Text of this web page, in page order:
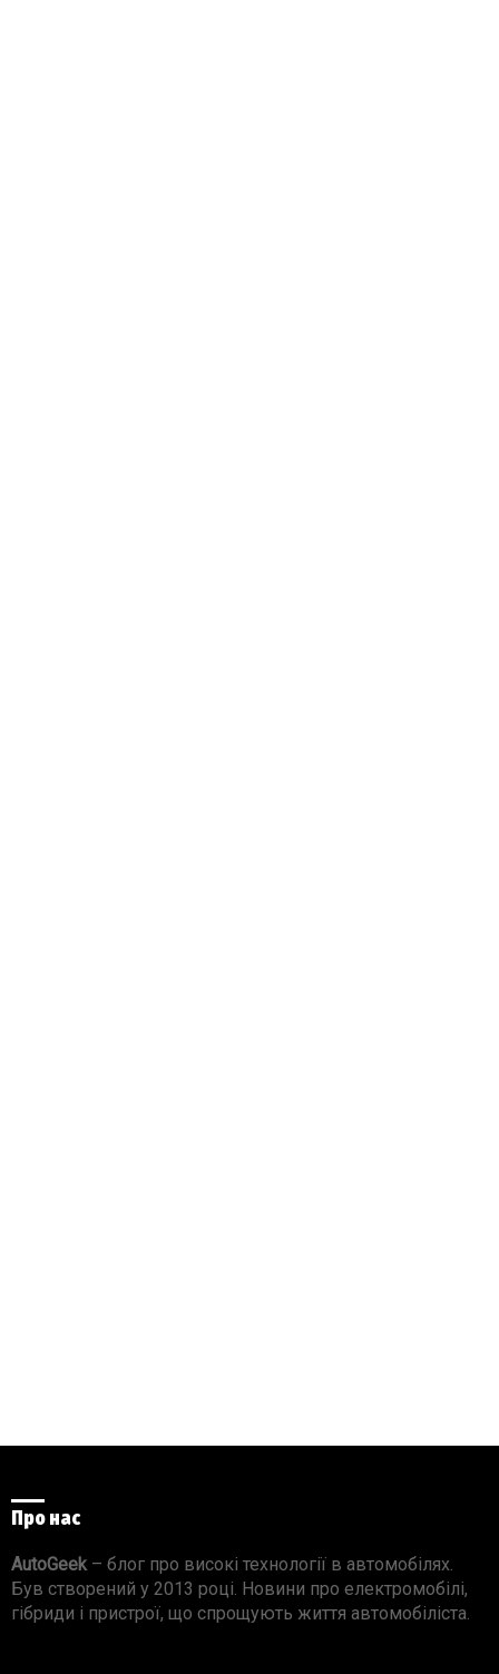
Про нас
AutoGeek– блог про високі технології в автомобілях.
Був створений у 2013 році. Новини про електромобілі,
гібриди і пристрої, що спрощують життя автомобіліста.